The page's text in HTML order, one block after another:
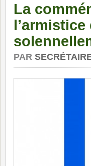
La
PAR